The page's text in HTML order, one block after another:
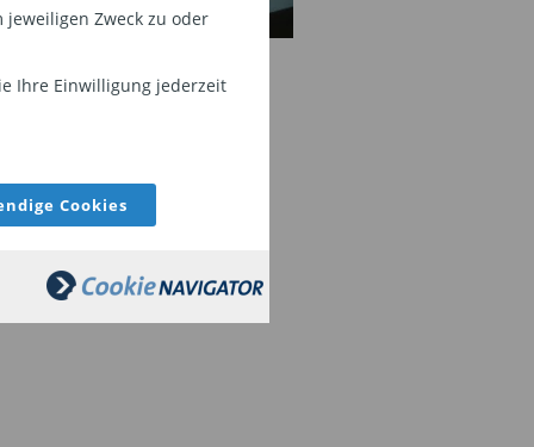
Zweck zu oder
Ihre Einwilligung jederzeit
Cookies